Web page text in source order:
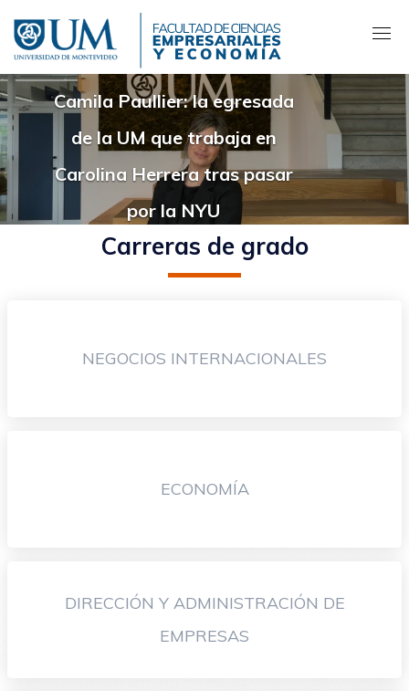
contenido
principal
Camila Paullier: la egresada
de la UM que trabaja en
Carolina Herrera tras pasar
por la NYU
Carreras de grado
NEGOCIOS INTERNACIONALES
ECONOMÍA
DIRECCIÓN Y ADMINISTRACIÓN DE
EMPRESAS